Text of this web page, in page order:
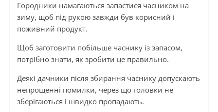
Городники намагаються запастися часником на
зиму, щоб під рукою завжди був корисний і
поживний продукт.
Щоб заготовити побільше часнику із запасом,
потрібно знати, як зробити це правильно.
Деякі дачники після збирання часнику допускають
непрощенні помилки, через що головки не
зберігаються і швидко пропадають.